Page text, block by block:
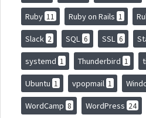
Ruby 11 Ruby on Rails 1
Slack 2 SQL 6 SSL 6
systemd 1 Thunderbird 1
Ubuntu 1 vpopmail 1
WordCamp 8 WordPress 24